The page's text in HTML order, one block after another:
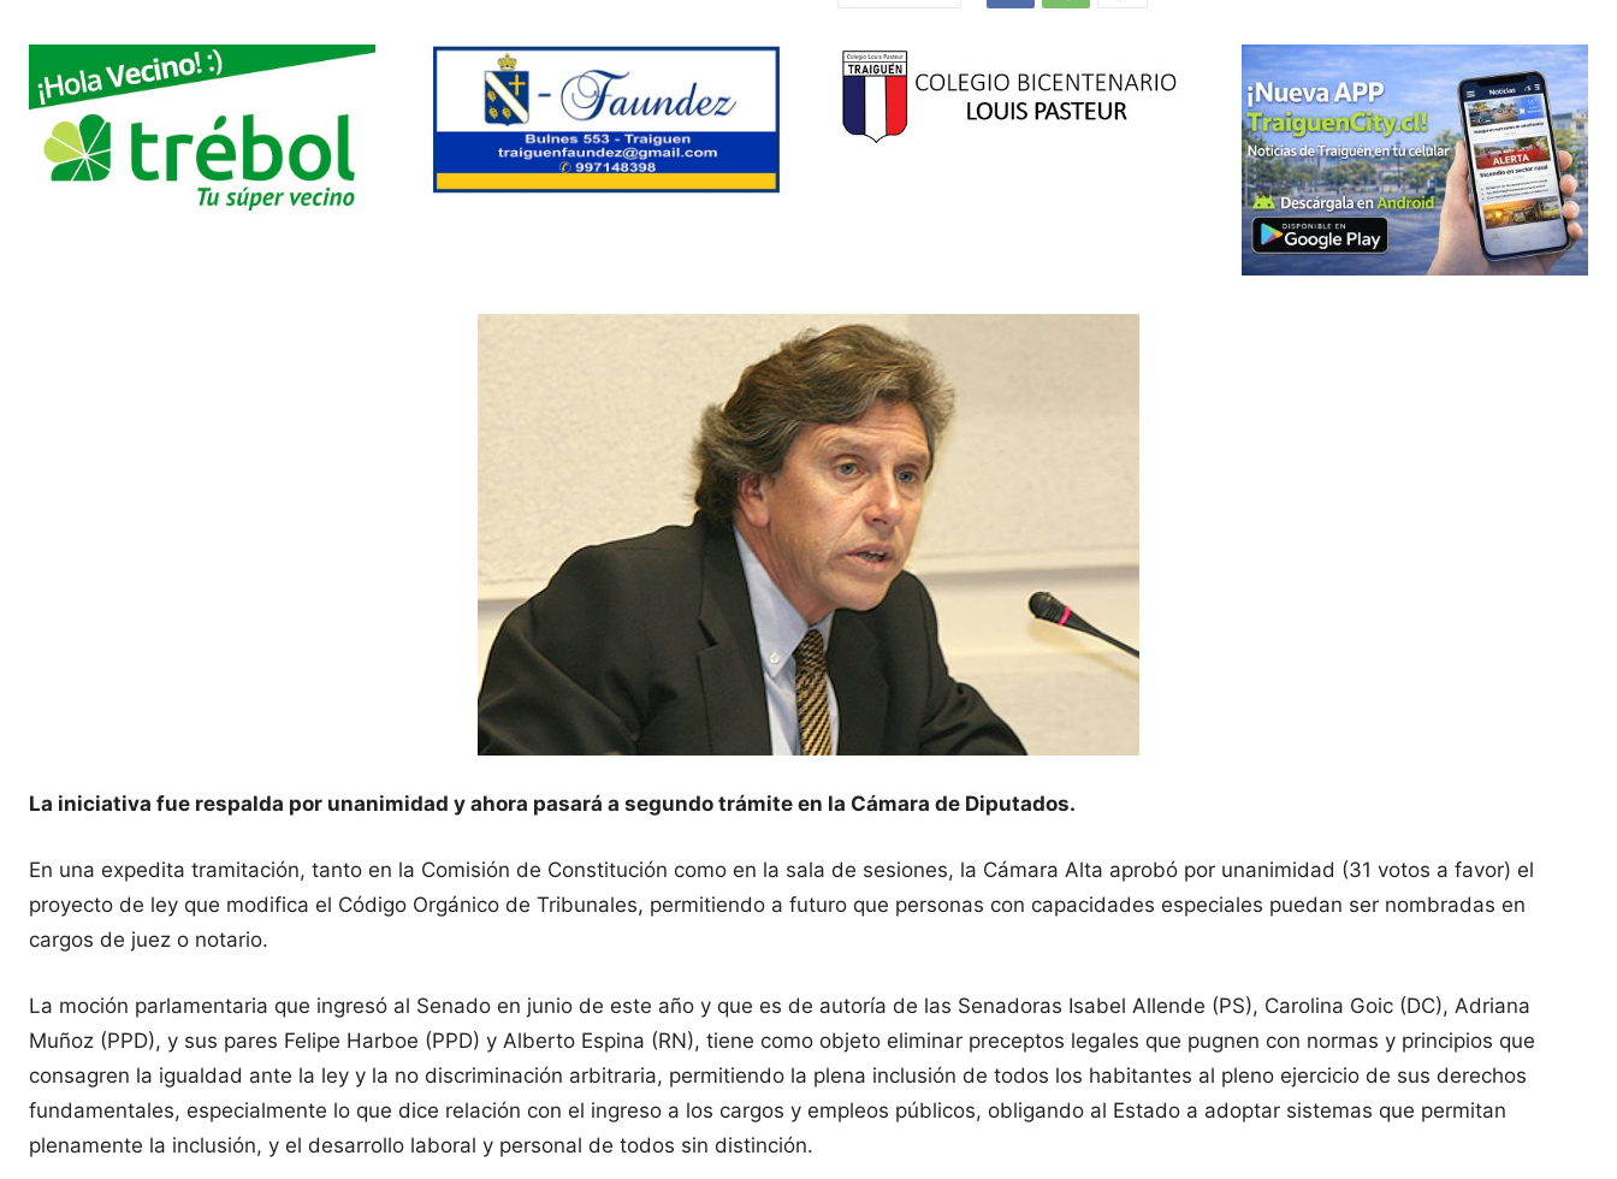
La iniciativa fue respalda por unanimidad y ahora pasará a segundo trámite en la Cámara de Diputados.
En una expedita tramitación, tanto en la Comisión de Constitución como en la sala de sesiones, la Cámara Alta aprobó por unanimidad (31 votos a favor) el
proyecto de ley que modifica el Código Orgánico de Tribunales, permitiendo a futuro que personas con capacidades especiales puedan ser nombradas en
cargos de juez o notario.
La moción parlamentaria que ingresó al Senado en junio de este año y que es de autoría de las Senadoras Isabel Allende (PS), Carolina Goic (DC), Adriana
Muñoz (PPD), y sus pares Felipe Harboe (PPD) y Alberto Espina (RN), tiene como objeto eliminar preceptos legales que pugnen con normas y principios que
consagren la igualdad ante la ley y la no discriminación arbitraria, permitiendo la plena inclusión de todos los habitantes al pleno ejercicio de sus derechos
fundamentales, especialmente lo que dice relación con el ingreso a los cargos y empleos públicos, obligando al Estado a adoptar sistemas que permitan
plenamente la inclusión, y el desarrollo laboral y personal de todos sin distinción.